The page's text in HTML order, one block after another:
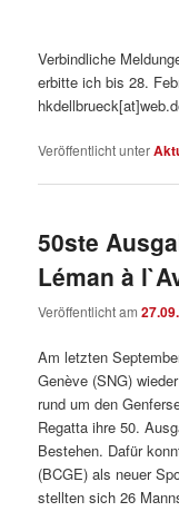
Verbindliche
erbitte ich bis 28.
Veröffentlicht unter
50ste
Léman à
Veröffentlicht am
Am letzten
Genève (SNG)
rund um den
Regatta ihre 50.
Bestehen. Dafür
(BCGE) als neuer
stellten sich 26